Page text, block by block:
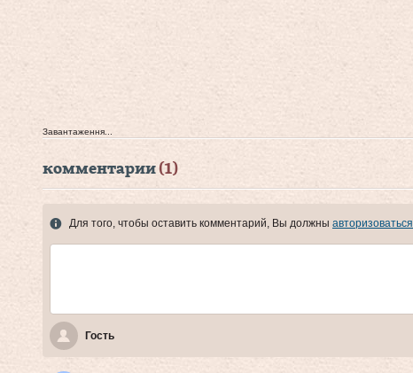
Завантаження...
комментарии(1)
Для того, чтобы оставить комментарий, Вы должны авторизоваться
Гость